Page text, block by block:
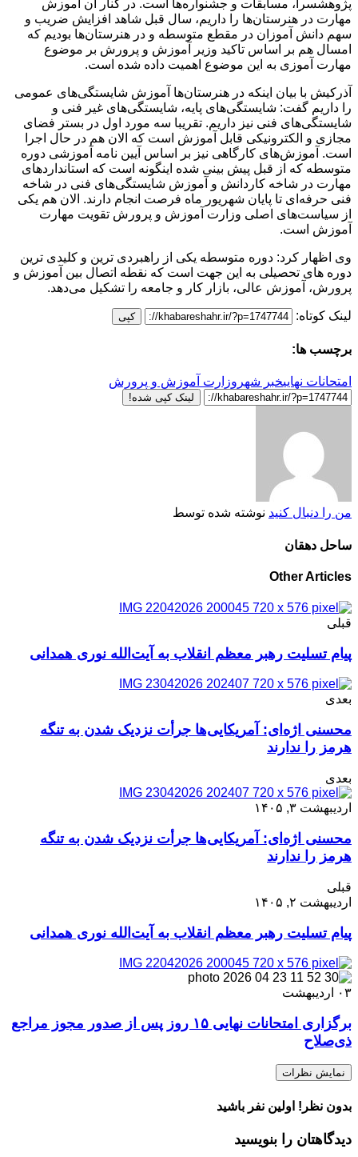
پژوهشسرا، مسابقات و جشنواره‌ها است. در کنار آن آموزش
مهارت در هنرستان‌ها را داریم، سال قبل شاهد افزایش ضریب و
سهم دانش آموزان در مقطع متوسطه و در هنرستان‌ها بودیم که
امسال هم بر اساس تاکید وزیر آموزش و پرورش بر موضوع
مهارت آموزی به این موضوع اهمیت داده شده است.
آذرکیش با بیان اینکه در هنرستان‌ها آموزش شایستگی‌های عمومی
را داریم گفت: شایستگی‌های پایه، شایستگی‌های غیر فنی و
شایستگی‌های فنی نیز داریم. تقریبا سه مورد اول در بستر فضای
مجازی و الکترونیکی قابل آموزش است که الان هم در حال اجرا
است. آموزش‌های کارگاهی نیز بر اساس آیین نامه آموزشی دوره
متوسطه که از قبل پیش بینی شده اینگونه است که استانداردهای
مهارت در شاخه کاردانش و آموزش شایستگی‌های فنی در شاخه
فنی حرفه‌ای تا پایان شهریور ماه فرصت انجام دارند. الان هم یکی
از سیاست‌های اصلی وزارت آموزش و پرورش تقویت مهارت
آموزش است.
وی اظهار کرد: دوره متوسطه یکی از راهبردی ترین و کلیدی ترین
دوره های تحصیلی به این جهت است که نقطه اتصال بین آموزش و
پرورش، آموزش عالی، بازار کار و جامعه را تشکیل می‌دهد.
لینک کوتاه: کپی
برچسب ها:
امتحانات نهاییخبر شهر وزارت آموزش و پرورش
لینک کپی شده!
من را دنبال کنید نوشته شده توسط
ساحل دهقان
Other Articles
قبلی
پیام تسلیت رهبر معظم انقلاب به آیت‌الله نوری همدانی
بعدی
محسنی اژه‌ای: آمریکایی‌ها جرأت نزدیک شدن به تنگه
هرمز را ندارند
بعدی
اردیبهشت ۳, ۱۴۰۵
محسنی اژه‌ای: آمریکایی‌ها جرأت نزدیک شدن به تنگه
هرمز را ندارند
قبلی
اردیبهشت ۲, ۱۴۰۵
پیام تسلیت رهبر معظم انقلاب به آیت‌الله نوری همدانی
۰۳ اردیبهشت
برگزاری امتحانات نهایی ۱۵ روز پس از صدور مجوز مراجع
ذی‌صلاح
نمایش نظرات
بدون نظر! اولین نفر باشید
دیدگاهتان را بنویسید